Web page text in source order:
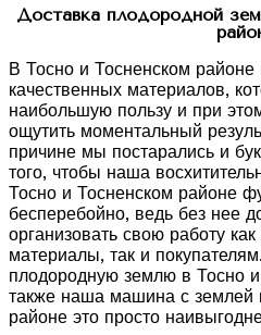
Доставка плодородной
В Тосно и Тосненском районе
качественных материалов,
наибольшую пользу и при
ощутить моментальный
причине мы постарались и
того, чтобы наша
Тосно и Тосненском районе
бесперебойно, ведь без нее
организовать свою работу
материалы, так и
плодородную землю в Тосно
также наша машина с землей
районе это просто